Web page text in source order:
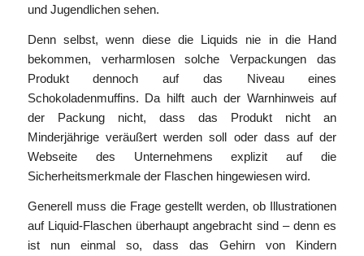
und Jugendlichen sehen.
Denn selbst, wenn diese die Liquids nie in die Hand
bekommen, verharmlosen solche Verpackungen das
Produkt dennoch auf das Niveau eines
Schokoladenmuffins. Da hilft auch der Warnhinweis auf
der Packung nicht, dass das Produkt nicht an
Minderjährige veräußert werden soll oder dass auf der
Webseite des Unternehmens explizit auf die
Sicherheitsmerkmale der Flaschen hingewiesen wird.
Generell muss die Frage gestellt werden, ob Illustrationen
auf Liquid-Flaschen überhaupt angebracht sind – denn es
ist nun einmal so, dass das Gehirn von Kindern